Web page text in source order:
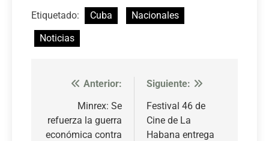
Etiquetado: Cuba
Nacionales
Noticias
Navegación
entradas
Anterior:
Minrex: Se
refuerza la guerra
económica contra
Siguiente:
Festival 46 de
Cine de La
Habana entrega